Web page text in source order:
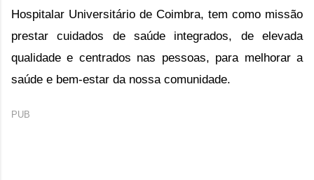
Hospitalar Universitário de Coimbra, tem como missão
prestar cuidados de saúde integrados, de elevada
qualidade e centrados nas pessoas, para melhorar a
saúde e bem-estar da nossa comunidade.
PUB